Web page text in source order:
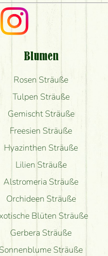
hast du welche?
bekomme ich zum
auf dem Bild zu sehen
Blumen
Rosen Sträuße
Tulpen Sträuße
Gemischt Sträuße
Freesien Sträuße
Hyazinthen Sträuße
Lilien Sträuße
Alstromeria Sträuße
Orchideen Sträuße
Blüten Sträuße
Gerbera Sträuße
Sonnenblume Sträuße